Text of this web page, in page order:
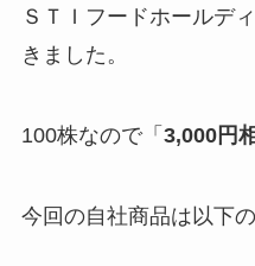
ＳＴＩフードホールデ
きました。
100株なので「 3,000円
今回の自社商品は以下